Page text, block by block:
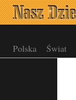
Polska Świat